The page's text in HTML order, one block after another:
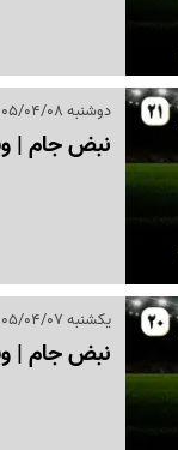
دوشنبه 1405/04/08 ساعت 16:15
نبض جام | ویژه
یکشنبه 1405/04/07 ساعت 18:01
نبض جام | ویژه